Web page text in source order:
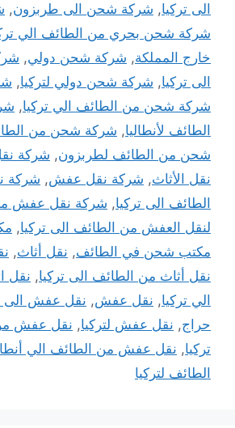
الى تركيا, شركة شحن الى طربزون,
شركة شحن بحري من الطائف الي
خارج المملكة, شركة شحن دولي,
الى تركيا, شركة شحن دولي لتركيا,
شركة شحن من الطائف الي تركيا,
الطائف لأنطاليا, شركة شحن من
شحن من الطائف لطربزون, شركة
نقل الأثاث, شركة نقل عفش, شركة
الطائف الى تركيا, شركة نقل عفش من
لنقل العفش من الطائف الى تركيا,
مكتب شحن في الطائف, نقل أثاث,
نقل أثاث من الطائف الى تركيا, نقل
الي تركيا, نقل عفش, نقل عفش الى
حراج, نقل عفش لتركيا, نقل عفش
تركيا, نقل عفش من الطائف الي
الطائف لتركيا